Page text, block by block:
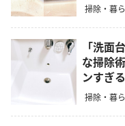
掃除・暮
「洗面
な掃除
ンすぎる
掃除・暮